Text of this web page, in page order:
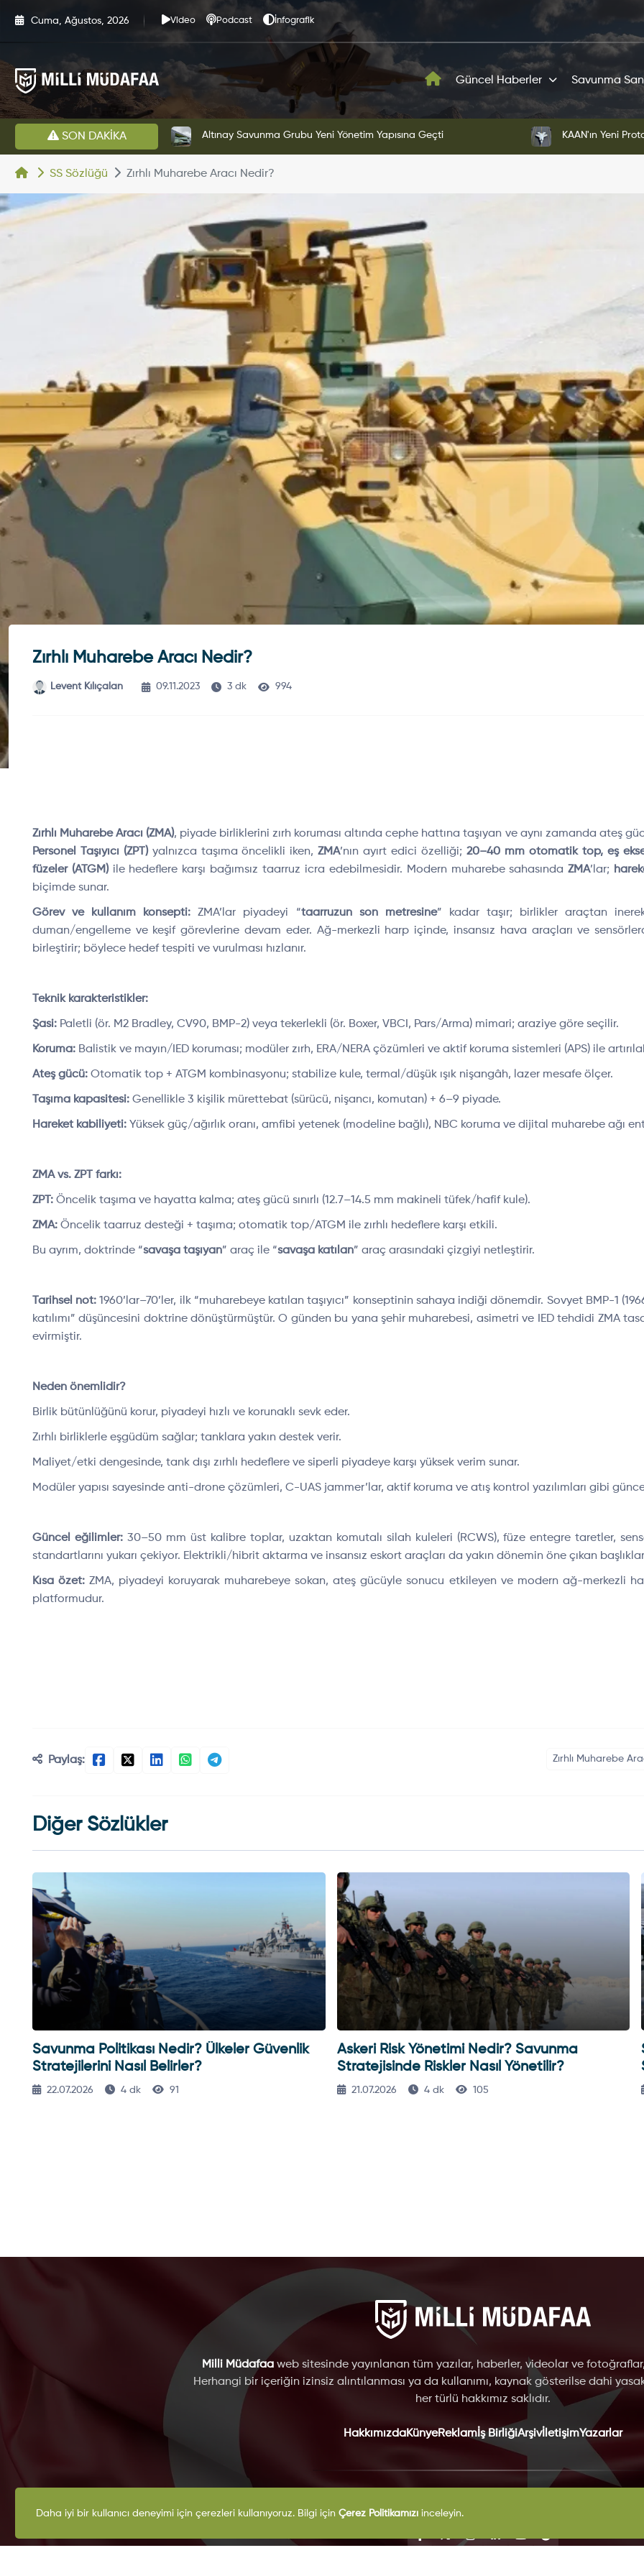
Cuma, Ağustos, 2026 Video Podcast İnfografik
Güncel Haberler Savunma
SON DAKİKA Altınay Savunma Grubu Yeni Yönetim Yapısına Geçti KAAN'ın Yeni
SS Sözlüğü Zırhlı Muharebe Aracı Nedir?
Zırhlı Muharebe Aracı Nedir?
Levent Kılıçalan 09.11.2023 3 dk 994
Zırhlı Muharebe Aracı (ZMA), piyade birliklerini zırh koruması altında cephe hattına taşıyan ve aynı zamanda ateş
Personel Taşıyıcı (ZPT)yalnızca taşıma öncelikli iken,ZMA’nın ayırt edici özelliği;20–40 mm otomatik top, eş
füzeler (ATGM)ile hedeflere karşı bağımsız taarruz icra edebilmesidir. Modern muharebe sahasındaZMA’lar;
biçimde sunar.
Görev ve kullanım konsepti:ZMA’lar piyadeyi “taarruzun son metresine” kadar taşır; birlikler araçtan
duman/engelleme ve keşif görevlerine devam eder. Ağ-merkezli harp içinde, insansız hava araçları ve
birleştirir; böylece hedef tespiti ve vurulması hızlanır.
Teknik karakteristikler:
Şasi:Paletli (ör. M2 Bradley, CV90, BMP-2) veya tekerlekli (ör. Boxer, VBCI, Pars/Arma) mimari; araziye göre seçilir.
Koruma:Balistik ve mayın/IED koruması; modüler zırh, ERA/NERA çözümleri ve aktif koruma sistemleri (APS) ile
Ateş gücü: Otomatik top + ATGM kombinasyonu; stabilize kule, termal/düşük ışık nişangâh, lazer mesafe ölçer.
Taşıma kapasitesi: Genellikle 3 kişilik mürettebat (sürücü, nişancı, komutan) + 6–9 piyade.
Hareket kabiliyeti:Yüksek güç/ağırlık oranı, amfibi yetenek (modeline bağlı), NBC koruma ve dijital muharebe ağı
ZMA vs. ZPT farkı:
ZPT:Öncelik taşıma ve hayatta kalma; ateş gücü sınırlı (12.7–14.5 mm makineli tüfek/hafif kule).
ZMA:Öncelik taarruz desteği + taşıma; otomatik top/ATGM ile zırhlı hedeflere karşı etkili.
Bu ayrım, doktrinde “savaşa taşıyan” araç ile “savaşa katılan” araç arasındaki çizgiyi netleştirir.
Tarihsel not:1960’lar–70’ler, ilk “muharebeye katılan taşıyıcı” konseptinin sahaya indiği dönemdir. Sovyet BMP-1
katılımı” düşüncesini doktrine dönüştürmüştür. O günden bu yana şehir muharebesi, asimetri ve IED tehdidi ZMA
evirmiştir.
Neden önemlidir?
Birlik bütünlüğünü korur, piyadeyi hızlı ve korunaklı sevk eder.
Zırhlı birliklerle eşgüdüm sağlar; tanklara yakın destek verir.
Maliyet/etki dengesinde, tank dışı zırhlı hedeflere ve siperli piyadeye karşı yüksek verim sunar.
Modüler yapısı sayesinde anti-drone çözümleri, C-UAS jammer’lar, aktif koruma ve atış kontrol yazılımları gibi
Güncel eğilimler:30–50 mm üst kalibre toplar, uzaktan komutalı silah kuleleri (RCWS), füze entegre taretler,
standartlarını yukarı çekiyor. Elektrikli/hibrit aktarma ve insansız eskort araçları da yakın dönemin öne çıkan
Kısa özet:ZMA, piyadeyi koruyarak muharebeye sokan, ateş gücüyle sonucu etkileyen ve modern ağ-merkezli
platformudur.
Paylaş: Zırhlı Muharebe
Diğer Sözlükler
Savunma Politikası Nedir? Ülkeler Güvenlik
Stratejilerini Nasıl Belirler?
22.07.2026 4 dk 91
Askeri Risk Yönetimi Nedir? Savunma
Stratejisinde Riskler Nasıl Yönetilir?
21.07.2026 4 dk 105
Milli Müdafaa web sitesinde yayınlanan tüm yazılar, haberler, videolar ve fotoğraflar,
Herhangi bir içeriğin izinsiz alıntılanması ya da kullanımı, kaynak gösterilse dahi
her türlü hakkımız saklıdır.
HakkımızdaKünyeReklamİş BirliğiArşivİletişimYazarlar
Daha iyi bir kullanıcı deneyimi için çerezleri kullanıyoruz. Bilgi için Çerez Politikamızıinceleyin.